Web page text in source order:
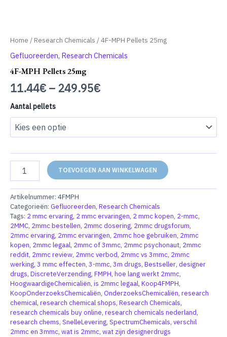
Home /Research Chemicals / 4F-MPH Pellets 25mg
Gefluoreerden, Research Chemicals
4F-MPH Pellets 25mg
11.44€ – 249.95€
Aantal pellets
MPH
25mg
aantal
TOEVOEGEN AAN WINKELWAGEN
Artikelnummer: 4FMPH
Categorieën: Gefluoreerden, Research Chemicals
Tags: 2 mmc ervaring, 2 mmc ervaringen, 2 mmc kopen, 2-mmc,
2MMC, 2mmc bestellen, 2mmc dosering, 2mmc drugsforum,
2mmc ervaring, 2mmc ervaringen, 2mmc hoe gebruiken, 2mmc
kopen, 2mmc legaal, 2mmc of 3mmc, 2mmc psychonaut, 2mmc
reddit, 2mmc review, 2mmc verbod, 2mmc vs 3mmc, 2mmc
werking, 3 mmc effecten, 3-mmc, 3m drugs, Bestseller, designer
drugs, DiscreteVerzending, FMPH, hoe lang werkt 2mmc,
HoogwaardigeChemicaliën, is 2mmc legaal, Koop4FMPH,
KoopOnderzoeksChemicaliën, OnderzoeksChemicaliën, research
chemical, research chemical shops, Research Chemicals,
research chemicals buy online, research chemicals nederland,
research chems, SnelleLevering, SpectrumChemicals, verschil
2mmc en 3mmc, wat is 2mmc, wat zijn designerdrugs